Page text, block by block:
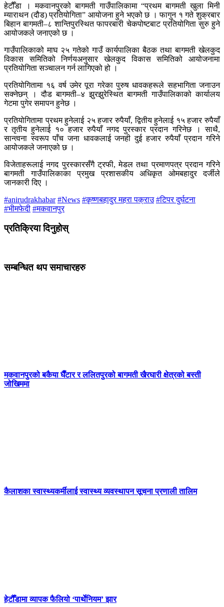
हेटौँडा । मकवानपुरको बागमती गाउँपालिकामा “प्रथम बागमती खुला मिनी
म्याराथन (दौड) प्रतियोगिता” आयोजना हुने भएको छ । फागुन १ गते शुक्रबार
बिहान बागमती–८ शान्तिपुरस्थित फापरबारी चेकपोष्टबाट प्रतियोगिता सुरु हुने
आयोजकले जनाएको छ ।
गाउँपालिकाको माघ २५ गतेको गाउँ कार्यपालिका बैठक तथा बागमती खेलकुद
विकास समितिको निर्णयअनुसार खेलकुद विकास समितिको आयोजनामा
प्रतियोगिता सञ्चालन गर्न लागिएको हो ।
प्रतियोगितामा १६ वर्ष उमेर पूरा गरेका पुरुष धावकहरूले सहभागिता जनाउन
सक्नेछन् । दौड बागमती–४ झुरझुरेस्थित बागमती गाउँपालिकाको कार्यालय
गेटमा पुगेर समापन हुनेछ ।
प्रतियोगितामा प्रथम हुनेलाई २५ हजार रुपैयाँ, द्वितीय हुनेलाई १५ हजार रुपैयाँ
र तृतीय हुनेलाई १० हजार रुपैयाँ नगद पुरस्कार प्रदान गरिनेछ । साथै,
सान्त्वना स्वरूप पाँच जना धावकलाई जनही दुई हजार रुपैयाँ प्रदान गरिने
आयोजकले जनाएको छ ।
विजेताहरूलाई नगद पुरस्कारसँगै ट्रफी, मेडल तथा प्रमाणपत्र प्रदान गरिने
बागमती गाउँपालिकाका प्रमुख प्रशासकीय अधिकृत ओमबहादुर दर्जीले
जानकारी दिए ।
#anirudrakhabar #News #कृष्णबहादुर महरा पक्राउ #टिपर दुर्घटना
#भीमफेदी #मकवानपुर
प्रतिक्रिया दिनुहोस्
सम्बन्धित थप समाचारहरु
मकवानपुरको बकैया घैँटार र ललितपुरको बागमती खैरघारी क्षेत्रको बस्ती
जोखिममा
कैलाशका स्वास्थ्यकर्मीलाई स्वास्थ्य व्यवस्थापन सूचना प्रणाली तालिम
हेटौँडामा व्यापक फैलियो ‘पार्थेनियम’ झार